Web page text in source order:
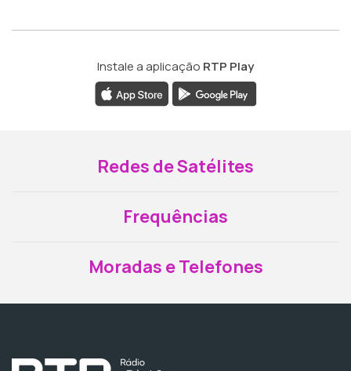
Instale a aplicação RTP Play
Redes de Satélites
Frequências
Moradas e Telefones